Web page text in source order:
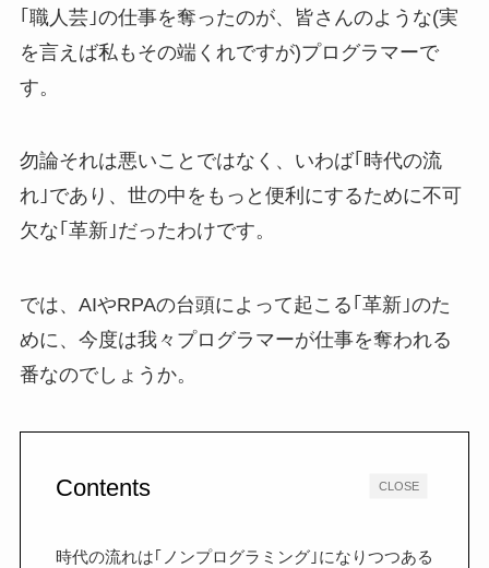
｢職人芸｣の仕事を奪ったのが、皆さんのような(実
を言えば私もその端くれですが)プログラマーで
す。
勿論それは悪いことではなく、いわば｢時代の流
れ｣であり、世の中をもっと便利にするために不可
欠な｢革新｣だったわけです。
では、AIやRPAの台頭によって起こる｢革新｣のた
めに、今度は我々プログラマーが仕事を奪われる
番なのでしょうか。
CLOSE
Contents
時代の流れは｢ノンプログラミング｣になりつつある